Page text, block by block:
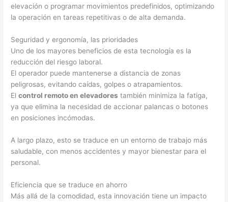
elevación o programar movimientos predefinidos, optimizando
la operación en tareas repetitivas o de alta demanda.
Seguridad y ergonomía, las prioridades
Uno de los mayores beneficios de esta tecnología es la
reducción del riesgo laboral.
El operador puede mantenerse a distancia de zonas
peligrosas, evitando caídas, golpes o atrapamientos.
Elcontrol remoto en elevadores también minimiza la fatiga,
ya que elimina la necesidad de accionar palancas o botones
en posiciones incómodas.
A largo plazo, esto se traduce en un entorno de trabajo más
saludable, con menos accidentes y mayor bienestar para el
personal.
Eficiencia que se traduce en ahorro
Más allá de la comodidad, esta innovación tiene un impacto